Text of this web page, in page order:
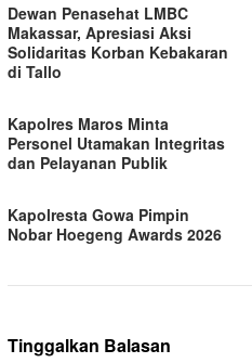
Dewan Penasehat LMBC
Makassar, Apresiasi Aksi
Solidaritas Korban Kebakaran
di Tallo
Kapolres Maros Minta
Personel Utamakan Integritas
dan Pelayanan Publik
Kapolresta Gowa Pimpin
Nobar Hoegeng Awards 2026
Tinggalkan Balasan